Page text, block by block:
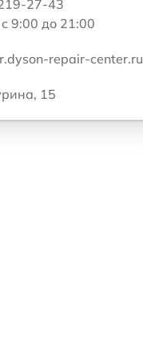
27-43
9:00 до 21:00
repair-center.ru
15